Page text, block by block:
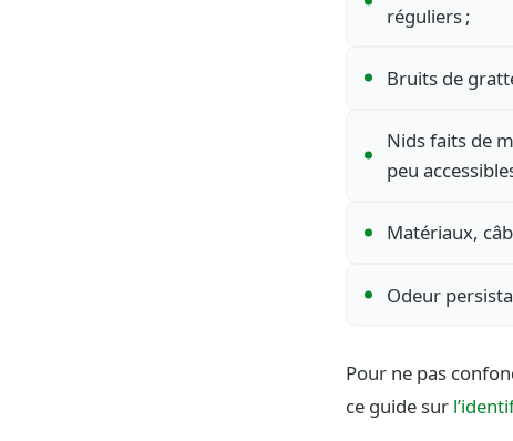
réguliers ;
Bruits de
Nids faits de
peu
Matériaux,
Odeur
Pour ne pas
ce guide sur